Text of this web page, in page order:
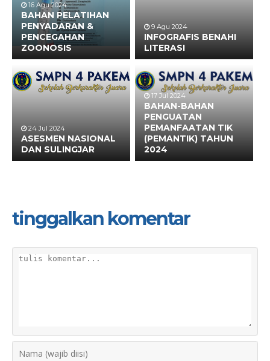
16 Agu 2024
BAHAN PELATIHAN
PENYADARAN &
PENCEGAHAN
ZOONOSIS
9 Agu 2024
INFOGRAFIS BENAHI
LITERASI
24 Jul 2024
ASESMEN NASIONAL
DAN SULINGJAR
17 Jul 2024
BAHAN-BAHAN
PENGUATAN
PEMANFAATAN TIK
(PEMANTIK) TAHUN
2024
tinggalkan komentar